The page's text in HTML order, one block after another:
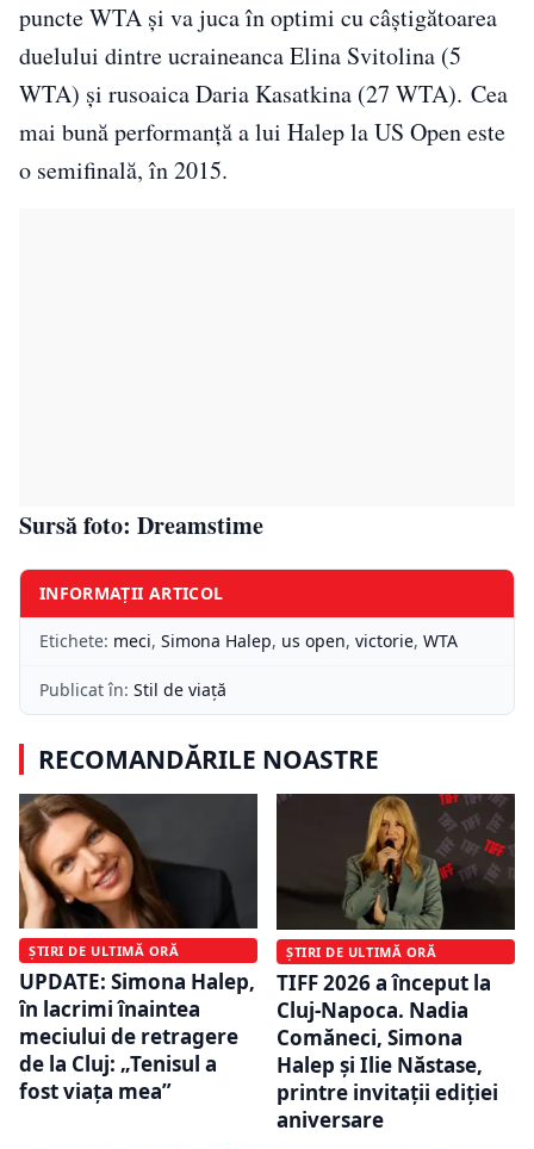
puncte WTA şi va juca în optimi cu câştigătoarea
duelului dintre ucraineanca Elina Svitolina (5
WTA) şi rusoaica Daria Kasatkina (27 WTA). Cea
mai bună performanţă a lui Halep la US Open este
o semifinală, în 2015.
Sursă foto: Dreamstime
INFORMAȚII ARTICOL
Etichete: meci, Simona Halep, us open, victorie, WTA
Publicat în: Stil de viață
RECOMANDĂRILE NOASTRE
ȘTIRI DE ULTIMĂ ORĂ
UPDATE: Simona Halep,
în lacrimi înaintea
meciului de retragere
de la Cluj: „Tenisul a
fost viața mea”
ȘTIRI DE ULTIMĂ ORĂ
TIFF 2026 a început la
Cluj-Napoca. Nadia
Comăneci, Simona
Halep și Ilie Năstase,
printre invitații ediției
aniversare